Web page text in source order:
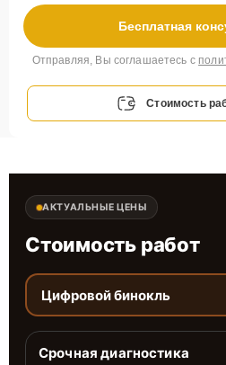
Бесплатная
Отправляя, Вы соглашаетесь с
Стоимость
АКТУАЛЬНЫЕ ЦЕНЫ
Стоимость работ
Цифровой бинокль
Срочная диагностика